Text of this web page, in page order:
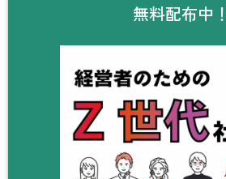
無料配布中！